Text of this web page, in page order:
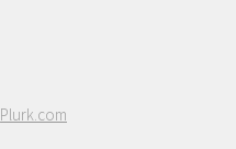
Plurk.com